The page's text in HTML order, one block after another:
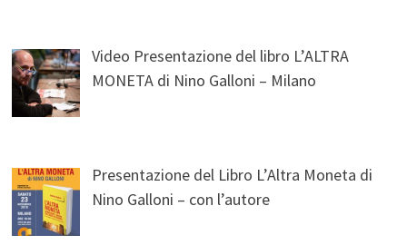
Video Presentazione del libro L’ALTRA
MONETA di Nino Galloni – Milano
Presentazione del Libro L’Altra Moneta di
Nino Galloni – con l’autore